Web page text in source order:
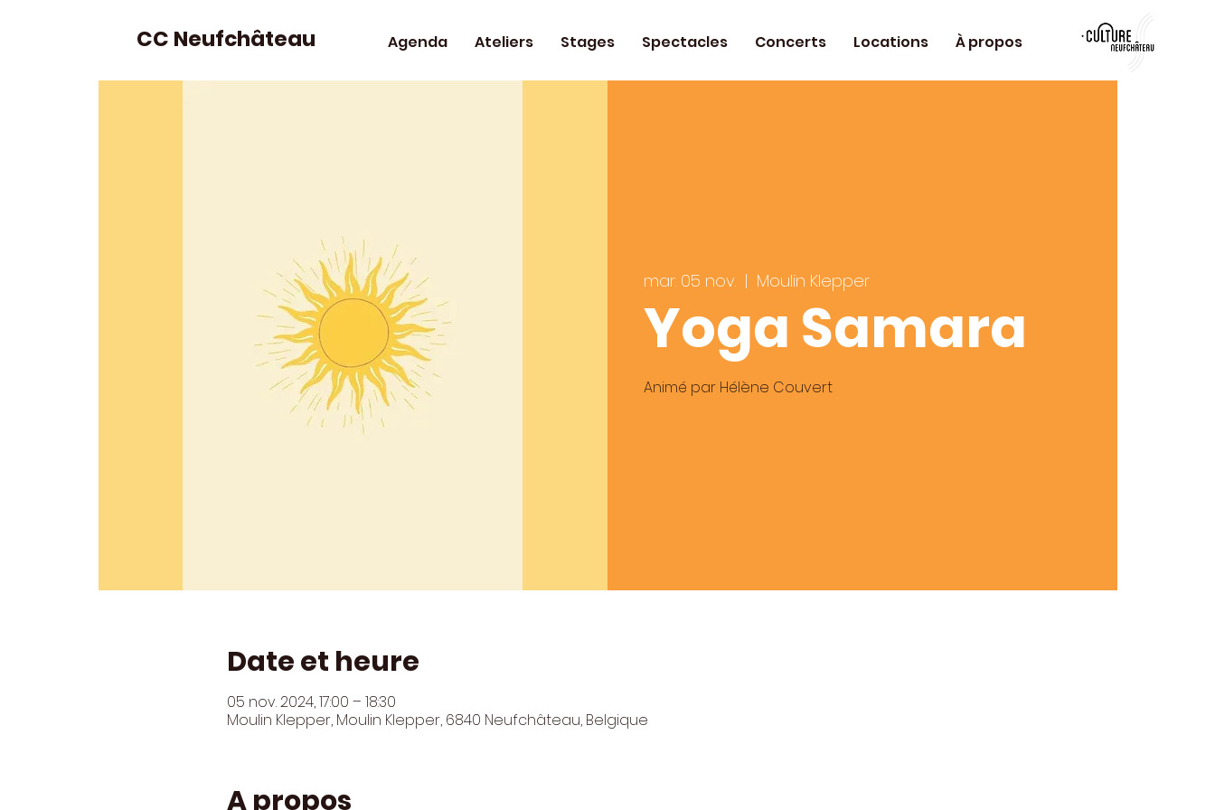
CC Neufchâteau Agenda Ateliers Stages Spectacles Concerts Locations À propos
mar. 05 nov.
  |
Moulin Klepper
Yoga Samara
Animé par Hélène Couvert
Date et heure
05 nov. 2024, 17:00 – 18:30
Moulin Klepper, Moulin Klepper, 6840 Neufchâteau, Belgique
A propos